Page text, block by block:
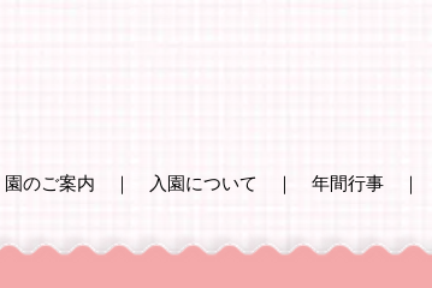
園のご案内 ｜ 入園について ｜ 年間行事 ｜